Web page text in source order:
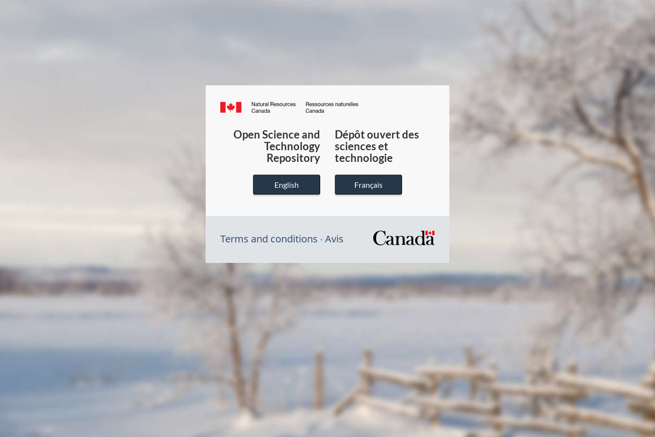
Canada.ca
du
Canada
Open Science and
Technology
Repository
English
Dépôt ouvert des
sciences et
technologie
Français
Terms and conditions Avis
/
du
gouvernement
du